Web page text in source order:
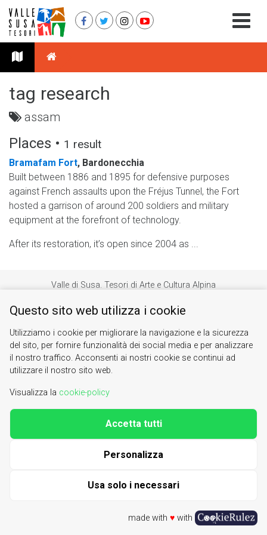
tag research
assam
Places • 1 result
Bramafam Fort, Bardonecchia
Built between 1886 and 1895 for defensive purposes
against French assaults upon the Fréjus Tunnel, the Fort
hosted a garrison of around 200 soldiers and military
equipment at the forefront of technology.
After its restoration, it’s open since 2004 as ...
Valle di Susa. Tesori di Arte e Cultura Alpina
info@vallesusa-tesori.it| phone 0122622640
|Cookie Policy
Questo sito web utilizza i cookie
Utilizziamo i cookie per migliorare la navigazione e la sicurezza
del sito, per fornire funzionalità dei social media e per analizzare
il nostro traffico. Acconsenti ai nostri cookie se continui ad
utilizzare il nostro sito web.
Visualizza la cookie-policy
Usa solo i necessari
Personalizza
Accetta tutti
made with ♥with